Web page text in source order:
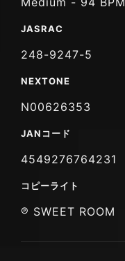
JASRAC
248-9247-5
NEXTONE
N00626353
JANコード
4549276764231
コピーライト
℗ SWEET ROOM